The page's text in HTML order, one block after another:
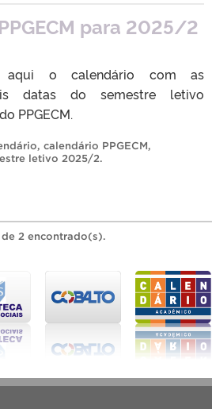
para 2025/2
aqui o calendário com as
datas do semestre letivo
PPGECM.
, calendário PPGECM,
letivo 2025/2.
2 encontrado(s).